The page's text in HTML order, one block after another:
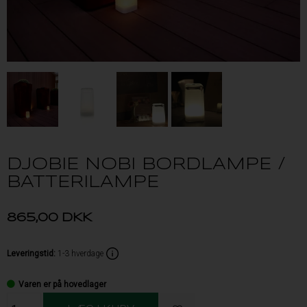
DJOBIE NOBI BORDLAMPE /
BATTERILAMPE
865,00 DKK
Leveringstid : 1-3 hverdage
Varen er på hovedlager